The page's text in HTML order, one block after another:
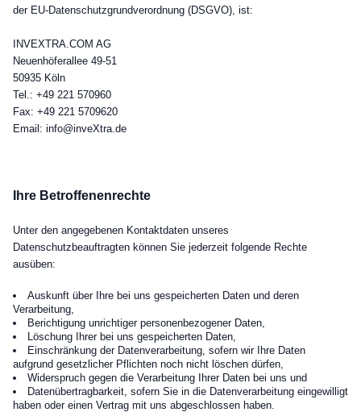
der EU-Datenschutzgrundverordnung (DSGVO), ist:
INVEXTRA.COM AG
Neuenhöferallee 49-51
50935 Köln
Tel.: +49 221 570960
Fax: +49 221 5709620
Email: info@inveXtra.de
Ihre Betroffenenrechte
Unter den angegebenen Kontaktdaten unseres
Datenschutzbeauftragten können Sie jederzeit folgende Rechte
ausüben:
Auskunft über Ihre bei uns gespeicherten Daten und deren
Verarbeitung,
Berichtigung unrichtiger personenbezogener Daten,
Löschung Ihrer bei uns gespeicherten Daten,
Einschränkung der Datenverarbeitung, sofern wir Ihre Daten
aufgrund gesetzlicher Pflichten noch nicht löschen dürfen,
Widerspruch gegen die Verarbeitung Ihrer Daten bei uns und
Datenübertragbarkeit, sofern Sie in die Datenverarbeitung eingewilligt
haben oder einen Vertrag mit uns abgeschlossen haben.